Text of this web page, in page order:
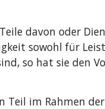
davon oder
sowohl für
so hat sie den
Teil im Rahmen